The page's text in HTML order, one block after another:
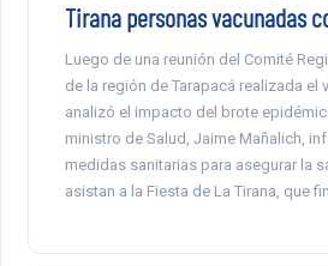
Tirana personas vacunadas
Luego de una reunión del Comité
de la región de Tarapacá realizada el
analizó el impacto del brote
ministro de Salud, Jaime Mañalich,
medidas sanitarias para asegurar la
asistan a la Fiesta de La Tirana, que